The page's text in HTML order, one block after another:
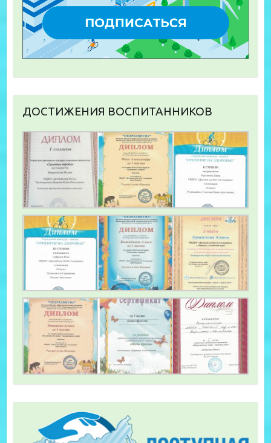
ДОСТИЖЕНИЯ ВОСПИТАННИКОВ